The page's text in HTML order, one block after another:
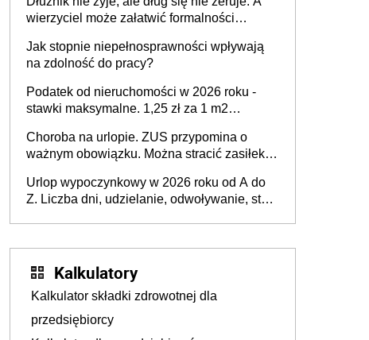
budynków i lokali związanych z
prowadzeniem działalności gospodarczej
wierzyciel może załatwić formalności
Jak stopnie niepełnosprawności wpływają
na zdolność do pracy?
Podatek od nieruchomości w 2026 roku -
stawki maksymalne. 1,25 zł za 1 m2
lokali związanych z prowadzeniem biznesu
Choroba na urlopie. ZUS przypomina o
ważnym obowiązku. Można stracić zasiłek
Urlop wypoczynkowy w 2026 roku od A do
Z. Liczba dni, udzielanie, odwoływanie, staż
Kalkulatory
Kalkulator składki zdrowotnej dla
przedsiębiorcy